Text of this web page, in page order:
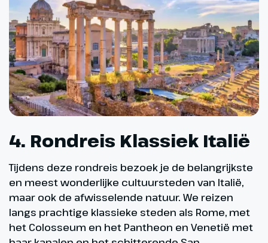
4. Rondreis Klassiek Italië
Tijdens deze rondreis bezoek je de belangrijkste
en meest wonderlijke cultuursteden van Italië,
maar ook de afwisselende natuur. We reizen
langs prachtige klassieke steden als Rome, met
het Colosseum en het Pantheon en Venetië met